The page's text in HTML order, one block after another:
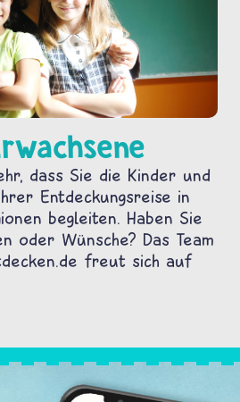
dass Sie die Kinder und
Entdeckungsreise in
begleiten. Haben Sie
oder Wünsche? Das Team
freut sich auf